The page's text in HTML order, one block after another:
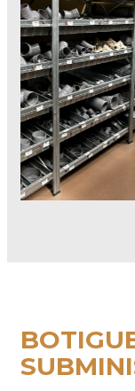
- Herbicides.
- Productes
- Adobs i correctors
- Articles de